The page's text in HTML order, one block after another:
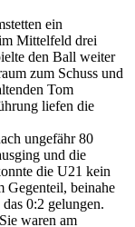
ein
Mittelfeld drei
den Ball weiter
zum Schuss und
Tom
liefen die
ungefähr 80
und die
die U21 kein
Gegenteil, beinahe
0:2 gelungen.
waren am